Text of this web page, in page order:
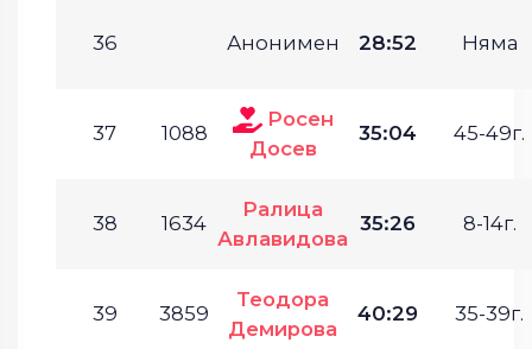
36 Анонимен 28:52 Няма
37 1088
Росен
Досев
35:04 45-49г.
38 1634
Ралица
Авлавидова
35:26 8-14г.
39 3859
Теодора
Демирова
40:29 35-39г.